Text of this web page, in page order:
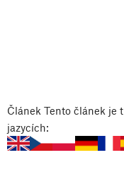
Článek Tento článek je
jazycích: